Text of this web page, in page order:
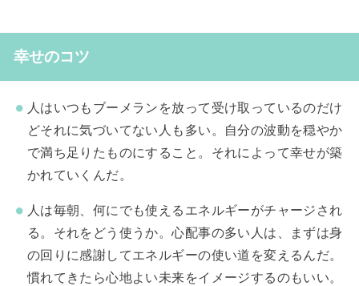
幸せのコツ
人はいつもブーメランを放って受け取っているのだけ
どそれに気づいてない人も多い。自分の波動を穏やか
で満ち足りたものにすること。それによって幸せが築
かれていくんだ。
人は毎朝、何にでも使えるエネルギーがチャージされ
る。それをどう使うか。心配事の多い人は、まずは身
の回りに感謝してエネルギーの使い道を変えるんだ。
慣れてきたら心地よい未来をイメージするのもいい。